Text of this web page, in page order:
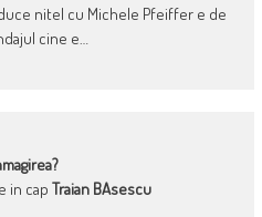
nitel cu Michele Pfeiffer e de
cine e…
in cap Traian BAsescu